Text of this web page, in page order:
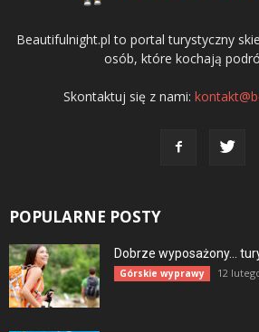
Beautifulnight.pl to portal turystyczny
osób, które kochają
Skontaktuj się z nami:
POPULARNE POSTY
Dobrze wyposażony…
Górskie wyprawy 12